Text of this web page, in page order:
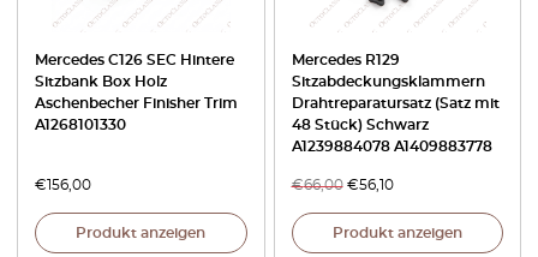
Mercedes C126 SEC Hintere
Sitzbank Box Holz
Aschenbecher Finisher Trim
A1268101330
€156,00
Produkt anzeigen
Mercedes R129
Sitzabdeckungsklammern
Drahtreparatursatz (Satz mit
48 Stück) Schwarz
A1239884078 A1409883778
€66,00 €56,10
Produkt anzeigen